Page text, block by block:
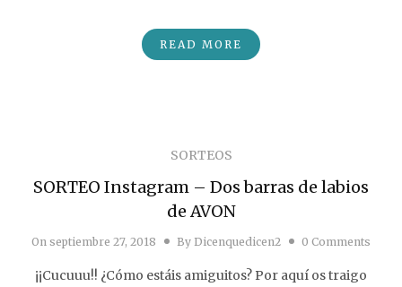
READ MORE
SORTEOS
SORTEO Instagram – Dos barras de labios
de AVON
On septiembre 27, 2018 By Dicenquedicen2 0 Comments
¡¡Cucuuu!! ¿Cómo estáis amiguitos? Por aquí os traigo